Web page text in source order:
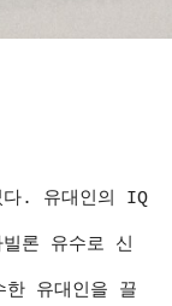
다. 유대인의 IQ
론 유수로 신
한 유대인을 끌